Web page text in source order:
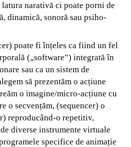
narativă ci poate porni de
dinamică, sonoră sau psiho-
poate fi înțeles ca fiind un fel
(„software”) integrată în
sau ca un sistem de
să prezentăm o acțiune
o imagine/micro-acțiune cu
o secvențăm, (sequencer) o
reproducând-o repetitiv,
diverse instrumente virtuale
specifice de animație